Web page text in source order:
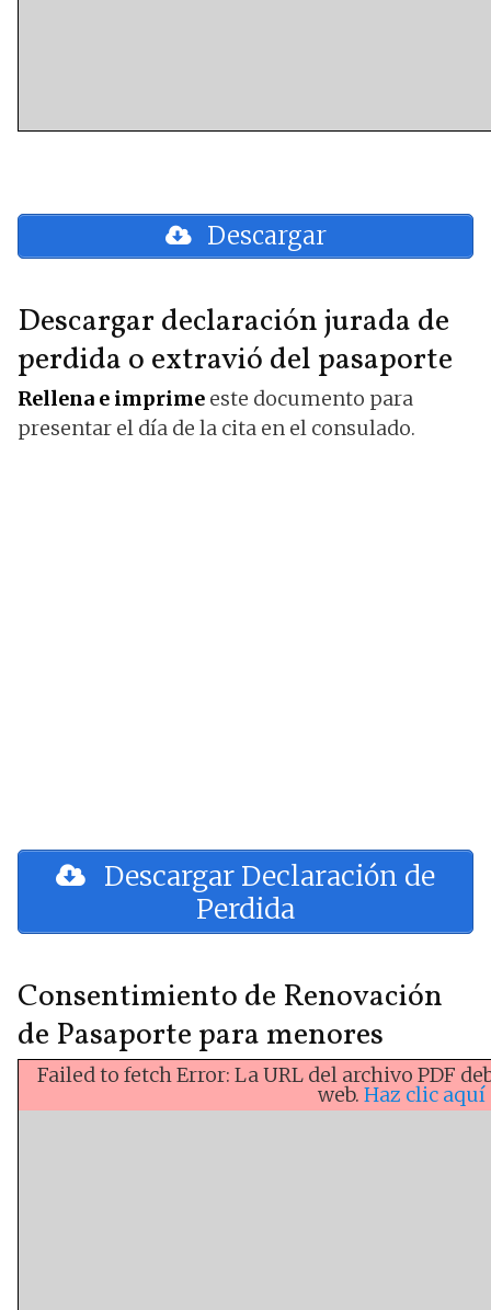
Descargar
Descargar declaración jurada de
perdida o extravió del pasaporte
Rellena e imprime este documento para
presentar el día de la cita en el consulado.
Descargar Declaración de
Perdida
Consentimiento de Renovación
de Pasaporte para menores
Failed to fetch Error: La URL del archivo PDF
web. Haz clic